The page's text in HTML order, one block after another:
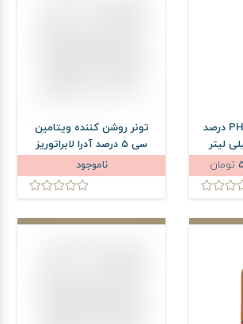
تونر لایه بردار PHA 4 درصد
تومان
تونر روشن کننده ویتامین
سی 5 درصد آدرا لابراتوریز
ناموجود